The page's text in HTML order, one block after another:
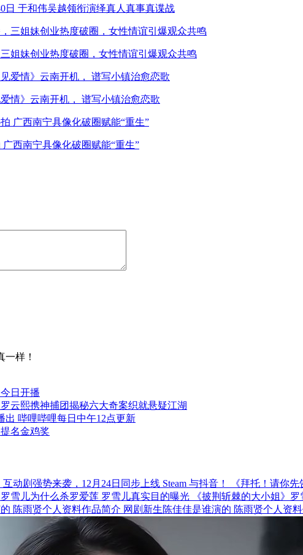
日 于和伟吴越领衔演绎真人真事真谍战
姐妹创业热度破圈，女性情谊引爆观众共鸣
情》云南开机， 谱写小镇治愈恋歌
广西南宁具像化破圈赋能“重生”
样！
日开播
云熙携神捕团揭秘六大奇案织就悬疑江湖
出 哔哩哔哩每日中午12点更新
名金鸡奖
《拜托！请你
《披荆斩棘的大小姐》
网剧新生陈佳佳是谁演的 陈雨贤个人资